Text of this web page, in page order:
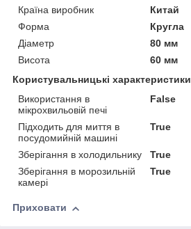
Країна виробник
Китай
Форма
Кругла
Діаметр
80 мм
Висота
60 мм
Користувальницькі характеристики
Використання в
мікрохвильовій печі
False
Підходить для миття в
посудомийній машині
True
Зберігання в холодильнику
True
Зберігання в морозильній
камері
True
Приховати